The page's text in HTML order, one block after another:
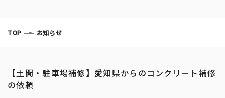
TOP お知らせ
【土間・駐車場補修】愛知県からのコンクリート補修
の依頼